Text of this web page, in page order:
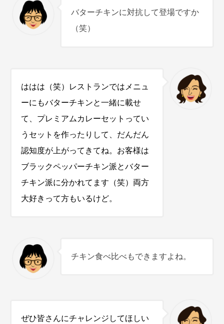
バターチキンに対抗して登場ですか
（笑）
ははは（笑）レストランではメニュ
ーにもバターチキンと一緒に載せ
て、プレミアムカレーセットってい
うセットを作ったりして、だんだん
認知度が上がってきてね。お客様は
ブラックペッパーチキン派とバター
チキン派に分かれてます（笑）両方
大好きって方もいるけど。
チキン食べ比べもできますよね。
ぜひ皆さんにチャレンジしてほしい